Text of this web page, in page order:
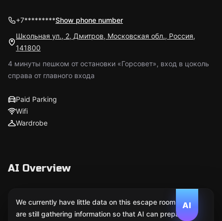
+7*********Show phone number
Школьная ул., 2, Дмитров, Московская обл., Россия,
141800
4 минуты пешком от остановки «Горсовет», вход в цоколь
справа от главного входа
Paid Parking
Wifi
Wardrobe
AI Overview
AI
We currently have little data on this escape room. We
are still gathering information so that AI can prepare